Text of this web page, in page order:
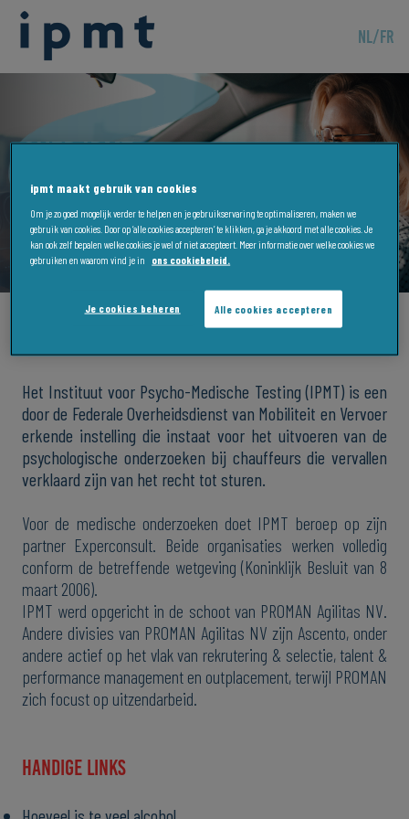
NL/FR
Over IPMT
CONTACT
Het Instituut voor Psycho-Medische Testing (IPMT) is een
door de Federale Overheidsdienst van Mobiliteit en Vervoer
erkende instelling die instaat voor het uitvoeren van de
psychologische onderzoeken bij chauffeurs die vervallen
verklaard zijn van het recht tot sturen.
Voor de medische onderzoeken doet IPMT beroep op zijn
partner Experconsult. Beide organisaties werken volledig
conform de betreffende wetgeving (Koninklijk Besluit van 8
maart 2006).
IPMT werd opgericht in de schoot van PROMAN Agilitas NV.
Andere divisies van PROMAN Agilitas NV zijn Ascento, onder
andere actief op het vlak van rekrutering & selectie, talent &
performance management en outplacement, terwijl PROMAN
zich focust op uitzendarbeid.
Handige links
ipmt maakt gebruik van cookies
Om je zo goed mogelijk verder te helpen en je gebruikservaring te optimaliseren, maken we
gebruik van cookies. Door op ‘alle cookies accepteren’ te klikken, ga je akkoord met alle cookies. Je
kan ook zelf bepalen welke cookies je wel of niet accepteert. Meer informatie over welke cookies we
gebruiken en waarom vind je in
ons cookiebeleid.
Alle cookies accepteren
Je cookies beheren